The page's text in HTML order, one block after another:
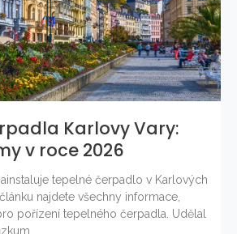
Karlovy Vary:
v roce 2026
tepelné čerpadlo v Karlových
najdete všechny informace,
pořízení tepelného čerpadla. Udělal